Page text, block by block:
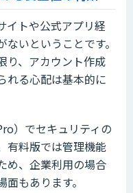
イトや公式アプリ経
いということです。
り、アカウント作成
れる心配は基本的に
）でセキュリティの
有料版では管理機能
め、企業利用の場合
もあります。